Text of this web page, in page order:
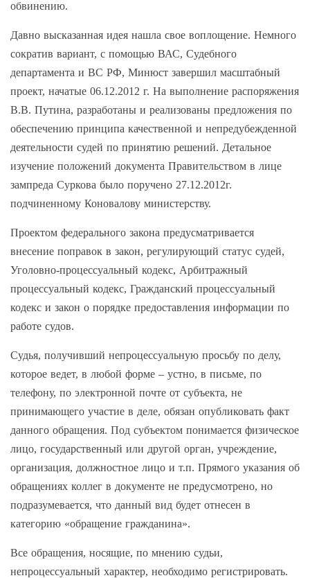
обвинению.
Давно высказанная идея нашла свое воплощение. Немного
сократив вариант, с помощью ВАС, Судебного
департамента и ВС РФ, Минюст завершил масштабный
проект, начатые 06.12.2012 г. На выполнение распоряжения
В.В. Путина, разработаны и реализованы предложения по
обеспечению принципа качественной и непредубежденной
деятельности судей по принятию решений. Детальное
изучение положений документа Правительством в лице
зампреда Суркова было поручено 27.12.2012г.
подчиненному Коновалову министерству.
Проектом федерального закона предусматривается
внесение поправок в закон, регулирующий статус судей,
Уголовно-процессуальный кодекс, Арбитражный
процессуальный кодекс, Гражданский процессуальный
кодекс и закон о порядке предоставления информации по
работе судов.
Судья, получивший непроцессуальную просьбу по делу,
которое ведет, в любой форме – устно, в письме, по
телефону, по электронной почте от субъекта, не
принимающего участие в деле, обязан опубликовать факт
данного обращения. Под субъектом понимается физическое
лицо, государственный или другой орган, учреждение,
организация, должностное лицо и т.п. Прямого указания об
обращениях коллег в документе не предусмотрено, но
подразумевается, что данный вид будет отнесен в
категорию «обращение гражданина».
Все обращения, носящие, по мнению судьи,
непроцессуальный характер, необходимо регистрировать.